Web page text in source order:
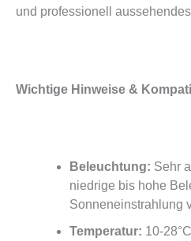
und professionell
Wichtige Hinweise &
Beleuchtung: Sehr
niedrige bis hohe
Sonneneinstrahlung
Temperatur: 10-